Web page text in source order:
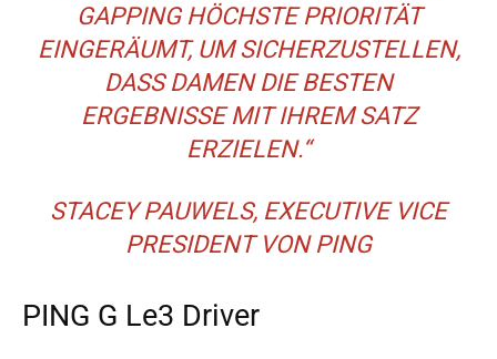
APPING HÖCHSTE PRIORITÄT E
INGERÄUMT, UM SICHERZUSTELLEN, D
ASS DAMEN DIE BESTEN E
RGEBNISSE MIT IHREM SATZ E
RZIELEN.“
STACEY PAUWELS, EXECUTIVE VICE
PRESIDENT VON PING
PING G Le3 Driver